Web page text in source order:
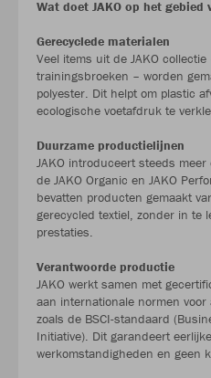
Wat doet JAKO op het gebied
Gerecyclede materialen
Veel items uit de JAKO
trainingsbroeken – worden
polyester. Dit helpt om plastic
ecologische voetafdruk te
Duurzame productielijnen
JAKO introduceert steeds
de JAKO Organic en JAKO
bevatten producten gemaakt
gerecycled textiel, zonder in te
prestaties.
Verantwoorde productie
JAKO werkt samen met
aan internationale normen voor
zoals de BSCI-standaard
Initiative). Dit garandeert
werkomstandigheden en geen